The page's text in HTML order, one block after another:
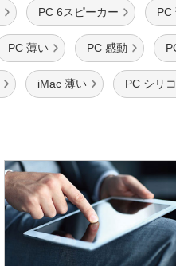
PC 6スピーカー PC
PC 薄い PC 感動
iMac 薄い PC シリ